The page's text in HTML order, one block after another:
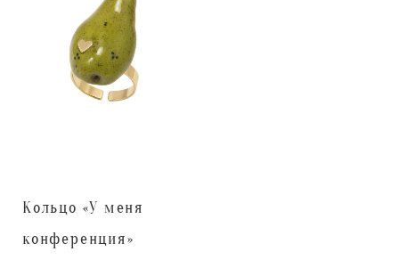
Кольцо «У меня
конференция»